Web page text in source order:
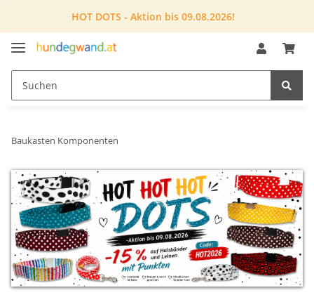
HOT DOTS - Aktion bis 09.08.2026!
Baukasten Komponenten